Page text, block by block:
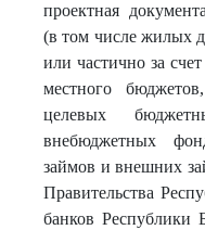
проектная
(в том числе жилых
или частично за
местного
целевых
внебюджетных
займов и внешних
Правительства
банков Республики